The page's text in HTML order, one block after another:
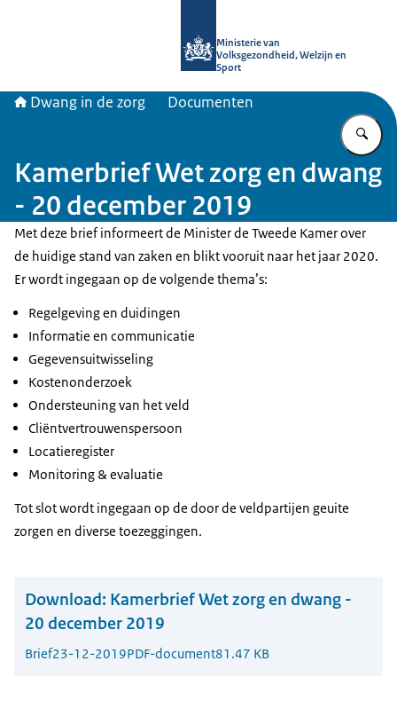
Ministerie van
Volksgezondheid, Welzijn en
Sport
Dwang in de zorg Documenten
Kamerbrief Wet zorg en dwang
- 20 december 2019
Met deze brief informeert de Minister de Tweede Kamer over
de huidige stand van zaken en blikt vooruit naar het jaar 2020.
Er wordt ingegaan op de volgende thema’s:
Regelgeving en duidingen
Informatie en communicatie
Gegevensuitwisseling
Kostenonderzoek
Ondersteuning van het veld
Cliëntvertrouwenspersoon
Locatieregister
Monitoring & evaluatie
Tot slot wordt ingegaan op de door de veldpartijen geuite
zorgen en diverse toezeggingen.
Download: Kamerbrief Wet zorg en dwang -
20 december 2019
Brief23-12-2019PDF-document81.47 KB